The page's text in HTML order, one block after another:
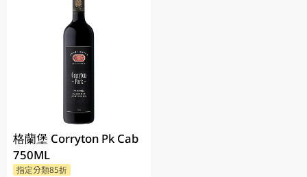
格蘭堡 Corryton Pk Cab
750ML
指定分類85折